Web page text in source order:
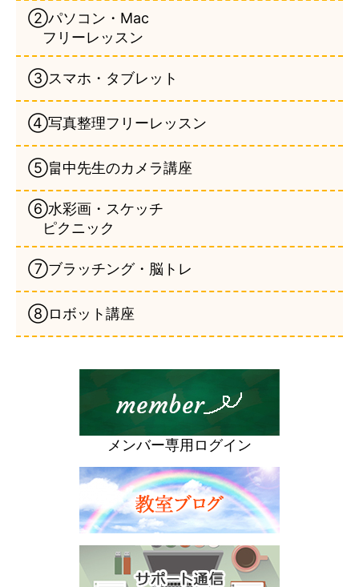
②パソコン・Mac
フリーレッスン
③スマホ・タブレット
④写真整理フリーレッスン
⑤畠中先生のカメラ講座
⑥水彩画・スケッチ
ピクニック
⑦ブラッチング・脳トレ
⑧ロボット講座
メンバー専用ログイン